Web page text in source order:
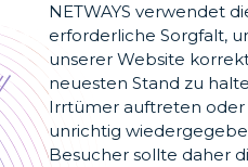
NETWAYS verwendet
erforderliche Sorgfalt,
unserer Website
neuesten Stand zu
Irrtümer auftreten
unrichtig
Besucher sollte daher